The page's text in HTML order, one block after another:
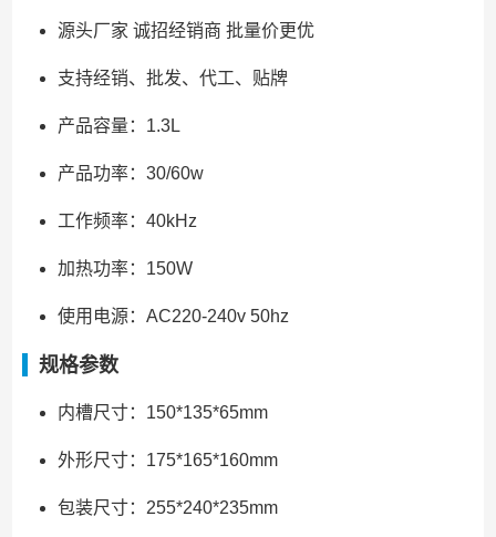
源头厂家 诚招经销商 批量价更优
支持经销、批发、代工、贴牌
产品容量：1.3L
产品功率：30/60w
工作频率：40kHz
加热功率：150W
使用电源：AC220-240v 50hz
规格参数
内槽尺寸：150*135*65mm
外形尺寸：175*165*160mm
包装尺寸：255*240*235mm